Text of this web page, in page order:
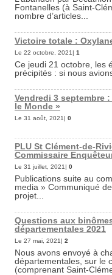
Fontanelles (à Saint-
nombre d’articles...
Victoire totale :
Le 22 octobre, 2021| 1
Ce jeudi 21 octobre, les
précipités : si nous
Vendredi 3 septembre
le Monde »
Le 31 août, 2021| 0
PLU St Clément-de-
Commissaire
Le 31 juillet, 2021| 0
Publications suite au
media » Communiqué
projet...
Questions aux
départementales 2021
Le 27 mai, 2021| 2
Nous avons envoyé à
départementales, sur le
(comprenant Saint-